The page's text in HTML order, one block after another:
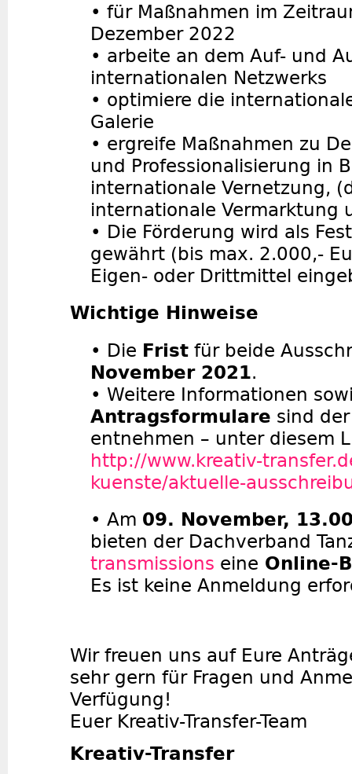
• für Maßnahmen im
Dezember 2022
• arbeite an dem Auf- und
internationalen Netzwerks
• optimiere die
Galerie
• ergreife Maßnahmen zu
und Professionalisierung in
internationale Vernetzung,
internationale Vermarktung
• Die Förderung wird als
gewährt (bis max. 2.000,-
Eigen- oder Drittmittel
Wichtige Hinweise
• Die Frist für beide
November 2021.
• Weitere Informationen
Antragsformulare sind
entnehmen – unter diesem
http://www.kreativ-
kuenste/aktuelle-
• Am 09. November,
bieten der Dachverband
transmissions eine Online-
Es ist keine Anmeldung
Wir freuen uns auf Eure
sehr gern für Fragen und
Verfügung!
Euer Kreativ-Transfer-Team
Kreativ-Transfer